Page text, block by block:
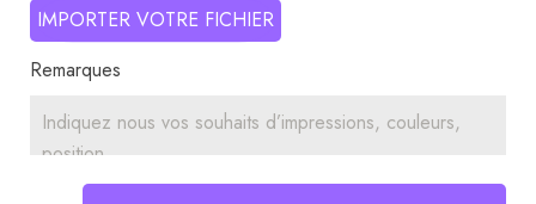
IMPORTER VOTRE FICHIER
Remarques